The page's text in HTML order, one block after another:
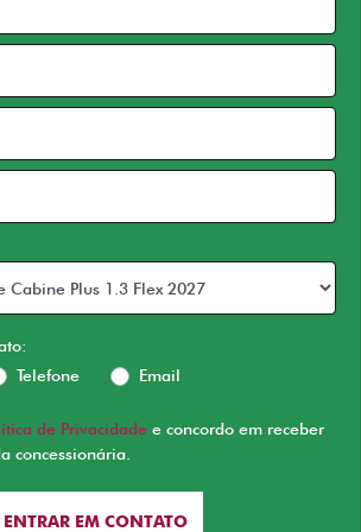
Telefone Email
de Privacidade e concordo em receber
concessionária.
ENTRAR EM CONTATO